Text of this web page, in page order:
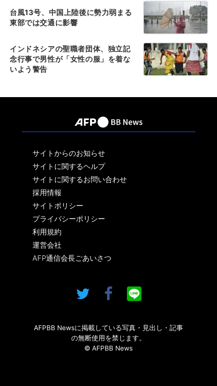
台風13号、中国上陸後に勢力弱まる
東部では交通に影響
インドネシアの聖職者団体、独立記
念行事で男性が「女性の服」を着な
いよう警告
サイトからのお知らせ
サイトに関するヘルプ
サイトに関するお問い合わせ
採用情報
サイトポリシー
プライバシーポリシー
利用規約
運営会社
AFP通信会長ごあいさつ
AFPBB Newsに掲載している写真・見出し・記事
の無断使用を禁じます。
© AFPBB News